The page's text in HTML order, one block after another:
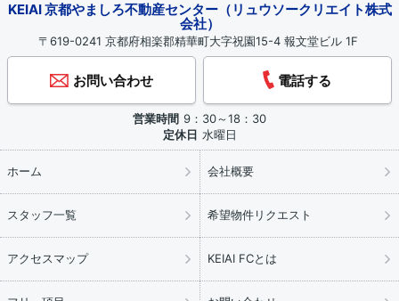
KEIAI 京都やましろ不動産センター（リュウソークリエイト株式
会社）
〒619-0241 京都府相楽郡精華町大字祝園15-4 報文堂ビル 1F
お問い合わせ 電話する
営業時間 9：30～18：30
定休日 水曜日
ホーム 会社概要
スタッフ一覧 希望物件リクエスト
アクセスマップ KEIAI FCとは